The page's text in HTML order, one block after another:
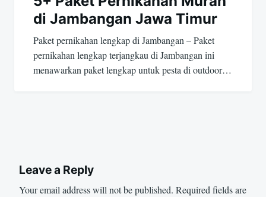
di Jambangan Jawa Timur
Paket pernikahan lengkap di Jambangan – Paket
pernikahan lengkap terjangkau di Jambangan ini
menawarkan paket lengkap untuk pesta di outdoor…
Leave a Reply
Your email address will not be published. Required fields are